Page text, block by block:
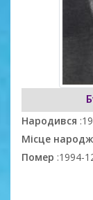
Народився
Місце
Помер :1994-